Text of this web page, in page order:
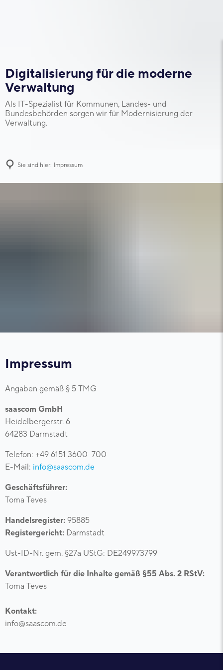
Digitalisierung für die moderne
Verwaltung
Als IT-Spezialist für Kommunen, Landes- und
Bundesbehörden sorgen wir für Modernisierung der
Verwaltung.
Sie sind hier: Impressum
Impressum
Angaben gemäß § 5 TMG
saascom GmbH
Heidelbergerstr. 6
64283 Darmstadt
Telefon: +49 6151 3600 700
E-Mail: info@saascom.de
Geschäftsführer:
Toma Teves
Handelsregister: 95885
Registergericht: Darmstadt
Ust-ID-Nr. gem. §27a UStG: DE249973799
Verantwortlich für die Inhalte gemäß §55 Abs. 2 RStV:
Toma Teves
Kontakt:
info@saascom.de